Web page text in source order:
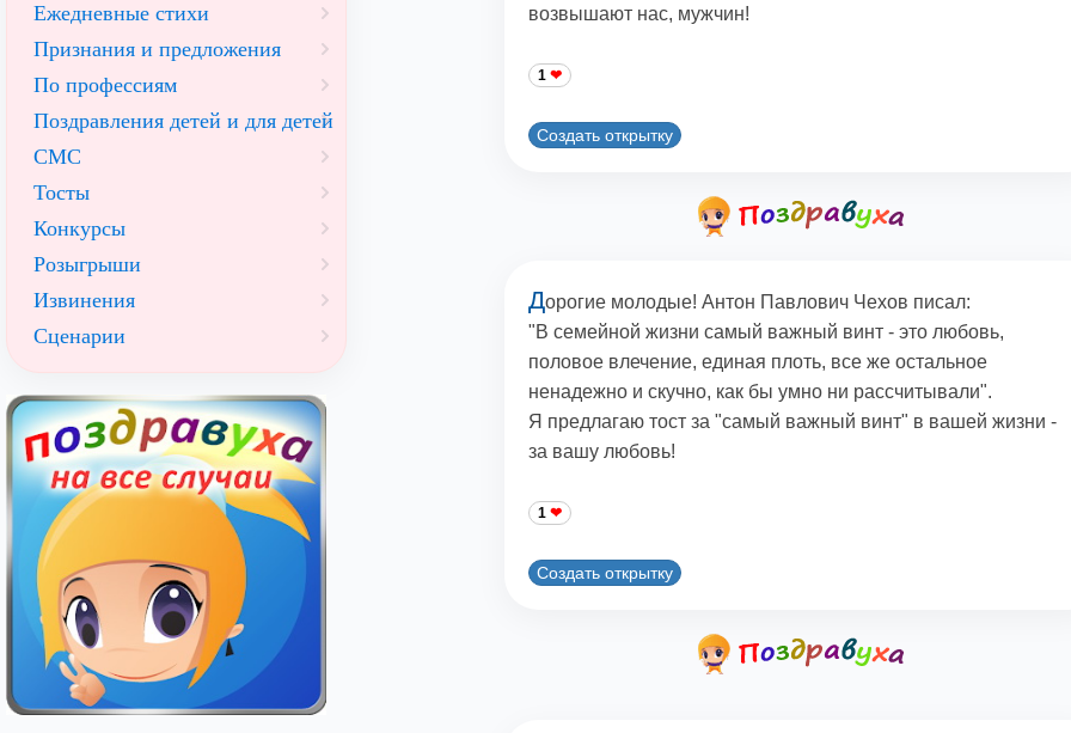
возвышают нас, мужчин!
1
Создать открытку
Дорогие молодые! Антон Павлович Чехов писал:
"В семейной жизни самый важный винт - это любовь,
половое влечение, единая плоть, все же остальное
ненадежно и скучно, как бы умно ни рассчитывали".
Я предлагаю тост за "самый важный винт" в вашей жизни -
за вашу любовь!
1
Создать открытку
Ежедневные стихи
Признания и предложения
По профессиям
Поздравления детей и для детей
СМС
Тосты
Конкурсы
Розыгрыши
Извинения
Сценарии